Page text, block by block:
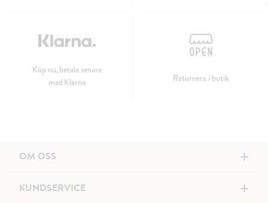
Köp nu, betala senare
med Klarna
Returnera i butik
OM OSS +
KUNDSERVICE +